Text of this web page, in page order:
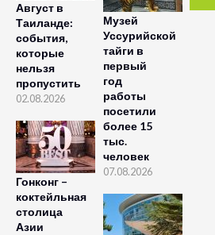
Август в
Таиланде:
события,
которые
нельзя
пропустить
02.08.2026
Гонконг –
коктейльная
столица
Азии
Музей
Уссурийской
тайги в
первый
год
работы
посетили
более 15
тыс.
человек
07.08.2026